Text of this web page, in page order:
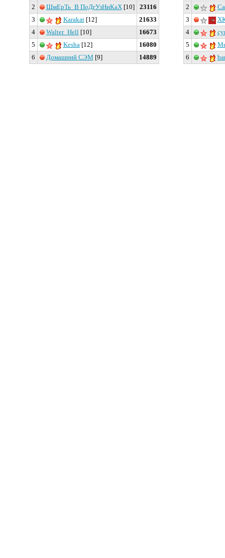
2 ШмЕрТь_В ПоДгУзНиКаХ[10]
23116
3
Karakat[12]
21633
4
Walter_Hell[10]
16673
5
Kesha[12]
16080
6
Домашний СЭМ [9] 14889
2
3
4
5
6